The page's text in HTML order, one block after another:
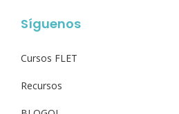
Síguenos
Cursos FLET
Recursos